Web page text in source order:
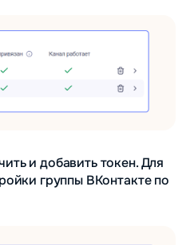
и добавить токен. Для
группы ВКонтакте по